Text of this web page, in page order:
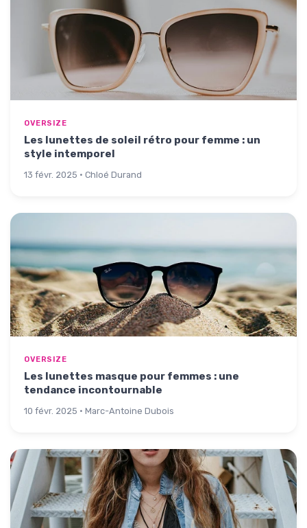
OVERSIZE
Les lunettes de soleil rétro pour femme : un
style intemporel
13 févr. 2025 · Chloé Durand
OVERSIZE
Les lunettes masque pour femmes : une
tendance incontournable
10 févr. 2025 · Marc-Antoine Dubois